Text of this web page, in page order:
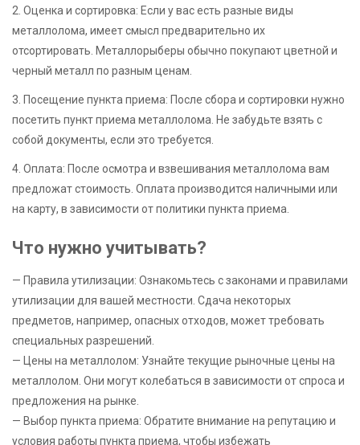
2. Оценка и сортировка: Если у вас есть разные виды
металлолома, имеет смысл предварительно их
отсортировать. Металлорыберы обычно покупают цветной и
черный металл по разным ценам.
3. Посещение пункта приема: После сбора и сортировки нужно
посетить пункт приема металлолома. Не забудьте взять с
собой документы, если это требуется.
4. Оплата: После осмотра и взвешивания металлолома вам
предложат стоимость. Оплата производится наличными или
на карту, в зависимости от политики пункта приема.
Что нужно учитывать?
— Правила утилизации: Ознакомьтесь с законами и правилами
утилизации для вашей местности. Сдача некоторых
предметов, например, опасных отходов, может требовать
специальных разрешений.
— Цены на металлолом: Узнайте текущие рыночные цены на
металлолом. Они могут колебаться в зависимости от спроса и
предложения на рынке.
— Выбор пункта приема: Обратите внимание на репутацию и
условия работы пункта приема, чтобы избежать